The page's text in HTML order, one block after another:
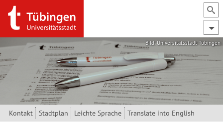
Direkt zum Inhalt
Bild: Universitätsstadt Tübingen
Kontakt Stadtplan Leichte Sprache Translate into English